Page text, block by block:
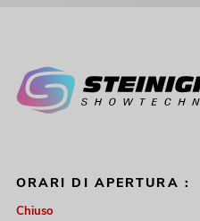
ORARI DI APERTURA :
Chiuso